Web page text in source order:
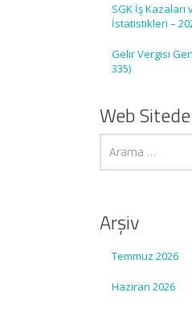
SGK İş Kazaları
İstatistikleri –
Gelir Vergisi
335)
Web
Arşiv
Temmuz 2026
Haziran 2026